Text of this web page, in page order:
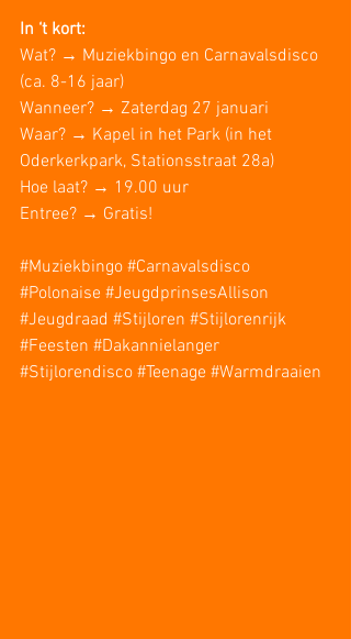
In ‘t kort:
Wat? → Muziekbingo en Carnavalsdisco
(ca. 8-16 jaar)
Wanneer? → Zaterdag 27 januari
Waar? → Kapel in het Park (in het
Oderkerkpark, Stationsstraat 28a)
Hoe laat? → 19.00 uur
Entree? → Gratis!
#Muziekbingo #Carnavalsdisco
#Polonaise #JeugdprinsesAllison
#Jeugdraad #Stijloren #Stijlorenrijk
#Feesten #Dakannielanger
#Stijlorendisco #Teenage #Warmdraaien